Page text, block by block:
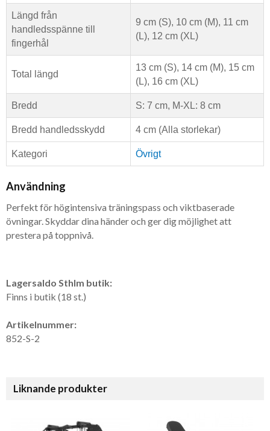
Längd från
handledsspänne till
fingerhål
9 cm (S), 10 cm (M), 11 cm
(L), 12 cm (XL)
Total längd
13 cm (S), 14 cm (M), 15 cm
(L), 16 cm (XL)
Bredd S: 7 cm, M-XL: 8 cm
Bredd handledsskydd 4 cm (Alla storlekar)
Kategori Övrigt
Användning
Perfekt för högintensiva träningspass och viktbaserade
övningar. Skyddar dina händer och ger dig möjlighet att
prestera på toppnivå.
Lagersaldo Sthlm butik:
Finns i butik (18 st.)
Artikelnummer:
852-S-2
Liknande produkter